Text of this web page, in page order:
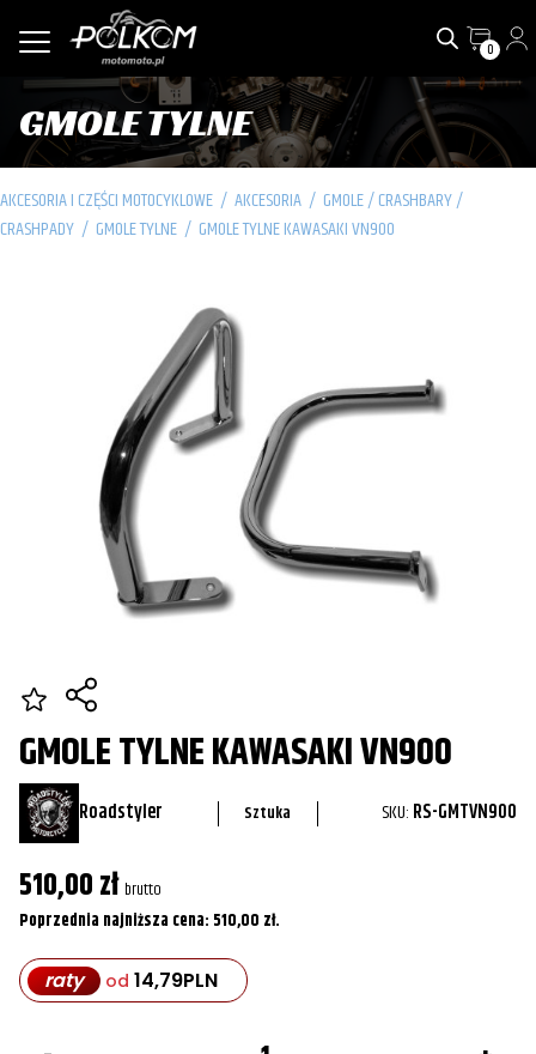
0
GMOLE TYLNE
AKCESORIA I CZĘŚCI MOTOCYKLOWE / AKCESORIA / GMOLE / CRASHBARY /
CRASHPADY / GMOLE TYLNE / GMOLE TYLNE KAWASAKI VN900
GMOLE TYLNE KAWASAKI VN900
Roadstyler Sztuka SKU: RS-GMTVN900
510,00zł brutto
Poprzednia najniższa cena: 510,00 zł.
raty od 14,79PLN